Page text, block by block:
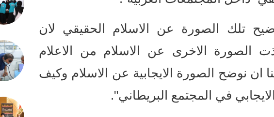
تلك الصورة عن الاسلام الحقيقي لان
الصورة الاخرى عن الاسلام من الاعلام
ان نوضح الصورة الايجابية عن الاسلام وكيف
في المجتمع البريطاني".